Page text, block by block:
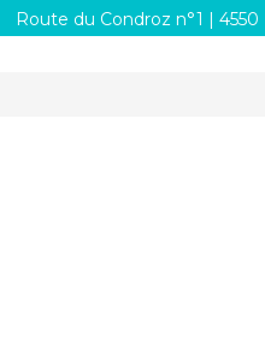
Route du Condroz n°1 | 4550